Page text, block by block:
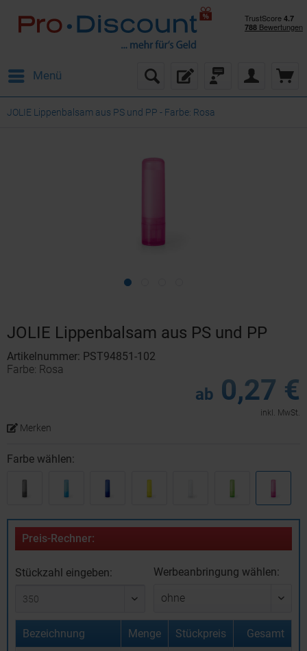
Menü
JOLIE Lippenbalsam aus PS und PP - Farbe: Rosa
JOLIE Lippenbalsam aus PS und PP
Artikelnummer: PST94851-102
Farbe: Rosa
ab 0,27 €
inkl. MwSt.
Merken
Farbe wählen:
Preis-Rechner:
Stückzahl eingeben: Werbeanbringung wählen:
Bezeichnung Menge Stückpreis Gesamt